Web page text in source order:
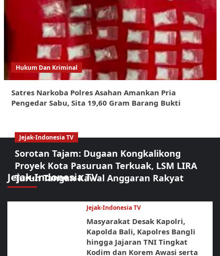
Hukum Dan Kriminal
Satres Narkoba Polres Asahan Amankan Pria
Pengedar Sabu, Sita 19,60 Gram Barang Bukti
Jejak-Indonesia TV
Jejak-Indonesia TV
Sorotan Tajam: Dugaan Kongkalikong
Proyek Kota Pasuruan Terkuak, LSM LIRA
Turun Tangan Kawal Anggaran Rakyat
Jejak-Indonesia TV
Masyarakat Desak Kapolri,
Kapolda Bali, Kapolres Bangli
hingga Jajaran TNI Tingkat
Kodim dan Korem Awasi serta